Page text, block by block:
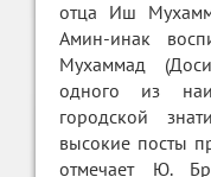
отца Иш
Амин-инак
Мухаммад
одного из
городской
высокие посты
отмечает Ю.